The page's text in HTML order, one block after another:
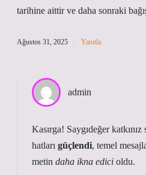
tarihine aittir ve daha sonraki
Ağustos 31, 2025 Yanıtla
admin
Kasırga! Saygıdeğer
hatları güçlendi, temel
metin daha ikna edici oldu.